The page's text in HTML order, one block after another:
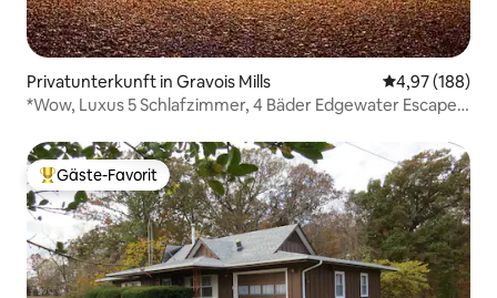
Privatunterkunft in Gravois Mills
4,97 (188)
*Wow, Luxus 5 Schlafzimmer, 4 Bäder Edgewater Escape
Beliebter Gäste-Favorit.
Gäste-Favorit